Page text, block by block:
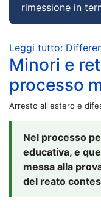
rimessione in
Leggi tutto:
Minori e
processo
Arresto all'estero e
Nel processo
educativa, e
messa alla
del reato